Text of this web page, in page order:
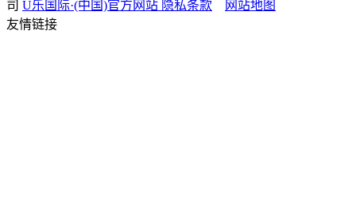
司 U乐国际·(中国)官方网站 隐私条款
网站地图
友情链接